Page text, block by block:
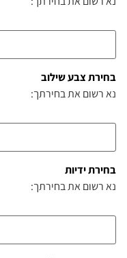
בחירת צבע שילוב
נא רשום את בחירתך:
בחירת ידיות
נא רשום את בחירתך: